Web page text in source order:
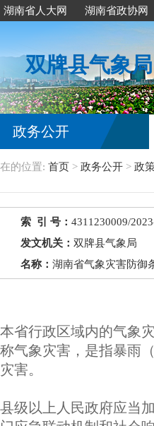
湖南省人大网 湖南省政协网
双牌县气象局
政务公开
的位置: 首页 > 政务公开 > 政
索 引 号：4311230009/
发文机关：双牌县气象局
名称：湖南省气象灾害防御
省行政区域内的气象
气象灾害，是指暴雨
害。
级以上人民政府应当